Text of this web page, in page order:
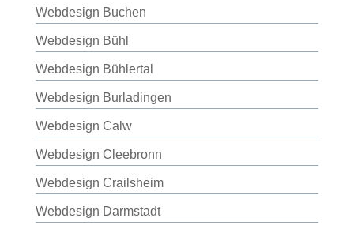
Webdesign Buchen
Webdesign Bühl
Webdesign Bühlertal
Webdesign Burladingen
Webdesign Calw
Webdesign Cleebronn
Webdesign Crailsheim
Webdesign Darmstadt